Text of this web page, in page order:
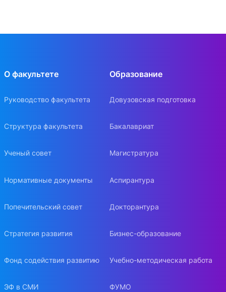
О факультете
Руководство факультета
Структура факультета
Ученый совет
Нормативные документы
Попечительский совет
Стратегия развития
Фонд содействия развитию
ЭФ в СМИ
Образование
Довузовская подготовка
Бакалавриат
Магистратура
Аспирантура
Докторантура
Бизнес-образование
Учебно-методическая работа
ФУМО